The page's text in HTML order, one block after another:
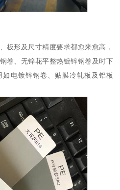
板形及尺寸精度要求都愈来愈高，
卷、无锌花平整热镀锌钢卷及时下
电镀锌钢卷、贴膜冷轧板及铝板